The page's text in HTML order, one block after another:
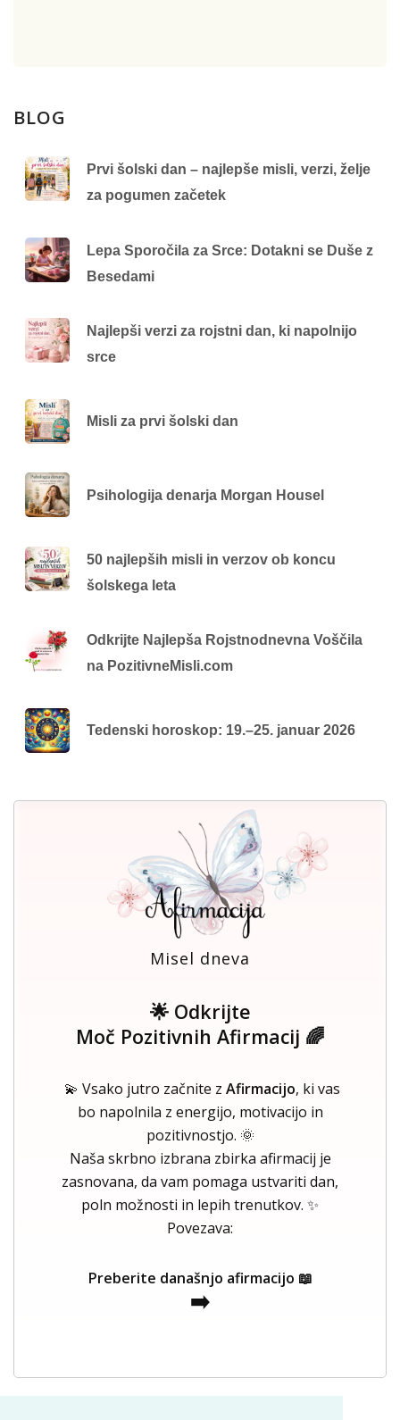
BLOG
Prvi šolski dan – najlepše misli, verzi, želje
za pogumen začetek
Lepa Sporočila za Srce: Dotakni se Duše z
Besedami
Najlepši verzi za rojstni dan, ki napolnijo
srce
Misli za prvi šolski dan
Psihologija denarja Morgan Housel
50 najlepših misli in verzov ob koncu
šolskega leta
Odkrijte Najlepša Rojstnodnevna Voščila
na PozitivneMisli.com
Tedenski horoskop: 19.–25. januar 2026
Misel dneva
🌟 Odkrijte
Moč Pozitivnih Afirmacij 🌈
💫 Vsako jutro začnite z Afirmacijo, ki vas
bo napolnila z energijo, motivacijo in
pozitivnostjo. 🌞
Naša skrbno izbrana zbirka afirmacij je
zasnovana, da vam pomaga ustvariti dan,
poln možnosti in lepih trenutkov. ✨
Povezava:
Preberite današnjo afirmacijo 📖
➡️